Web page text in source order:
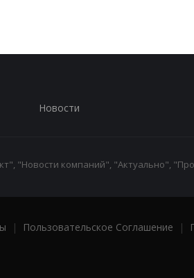
Новости
"Новости компаний", "Актуально",
| Пользовательское Соглашение |